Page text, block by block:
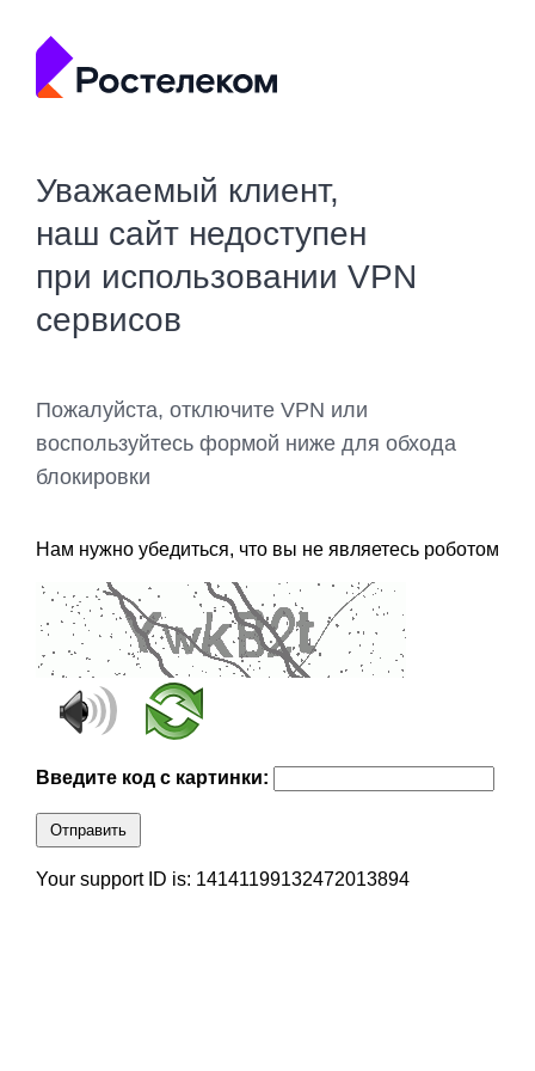
Уважаемый клиент,
наш сайт недоступен
при использовании VPN
сервисов
Пожалуйста, отключите VPN или
воспользуйтесь формой ниже для обхода
блокировки
Нам нужно убедиться, что вы не являетесь роботом
Введите код с картинки:
Отправить
Your support ID is: 14141199132472013894